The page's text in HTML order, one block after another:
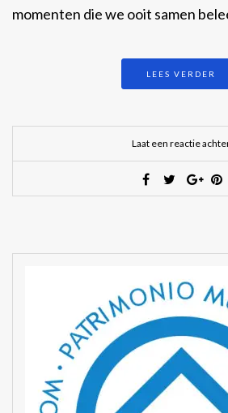
momenten die we ooit samen
LEES VERDER
Laat een reactie